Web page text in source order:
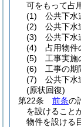
可をもって占
(1)
公共下水
(2)
公共下水
(3)
公共下水
(4)
占用物件
(5)
工事実施
(6)
工事の期
(7)
公共下水
(原状回復)
第22条
前条の
を設けること
物件を設ける